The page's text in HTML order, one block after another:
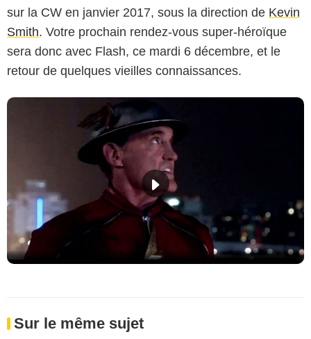
sur la CW en janvier 2017, sous la direction de Kevin
Smith. Votre prochain rendez-vous super-héroïque
sera donc avec Flash, ce mardi 6 décembre, et le
retour de quelques vieilles connaissances.
Sur le même sujet